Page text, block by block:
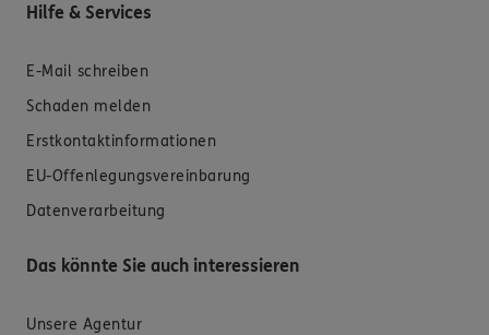
Hilfe & Services
E-Mail schreiben
Schaden melden
Erstkontaktinformationen
EU-Offenlegungsvereinbarung
Datenverarbeitung
Das könnte Sie auch interessieren
Unsere Agentur